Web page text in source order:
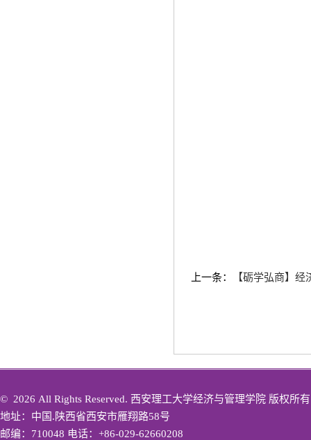
上一条： 【砺学弘商】
© 2026 All Rights Reserved. 西安理工大学经济与管理学院 版权所有
地址：中国.陕西省西安市雁翔路58号
邮编：710048 电话：+86-029-62660208